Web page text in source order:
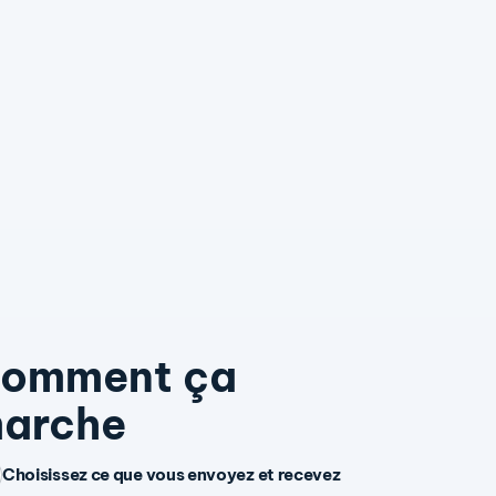
ça
Choisissez ce que vous envoyez et recevez